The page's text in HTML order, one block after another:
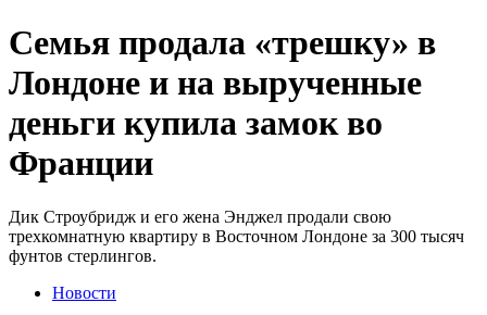
Семья продала «трешку» в
Лондоне и на вырученные
деньги купила замок во
Франции
Дик Строубридж и его жена Энджел продали свою
трехкомнатную квартиру в Восточном Лондоне за 300 тысяч
фунтов стерлингов.
Новости